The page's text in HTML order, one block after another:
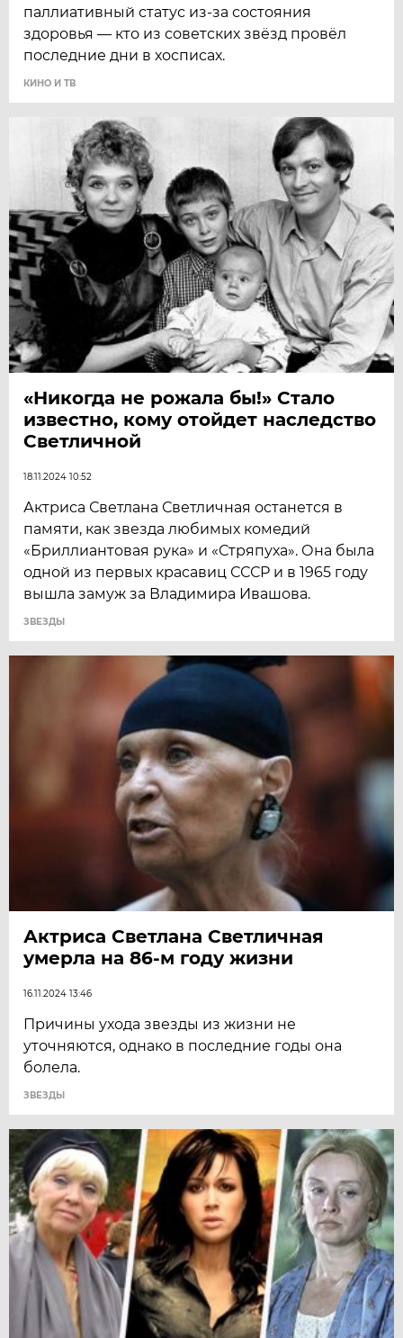
паллиативный статус из-за состояния
здоровья — кто из советских звёзд провёл
последние дни в хосписах.
КИНО И ТВ
«Никогда не рожала бы!» Стало
известно, кому отойдет наследство
Светличной
18.11.2024 10:52
Актриса Светлана Светличная останется в
памяти, как звезда любимых комедий
«Бриллиантовая рука» и «Стряпуха». Она была
одной из первых красавиц СССР и в 1965 году
вышла замуж за Владимира Ивашова.
ЗВЕЗДЫ
Актриса Светлана Светличная
умерла на 86-м году жизни
16.11.2024 13:46
Причины ухода звезды из жизни не
уточняются, однако в последние годы она
болела.
ЗВЕЗДЫ